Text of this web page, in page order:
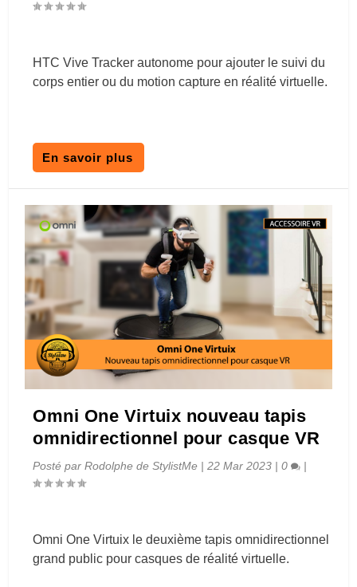
HTC Vive Tracker autonome pour ajouter le suivi du
corps entier ou du motion capture en réalité virtuelle.
En savoir plus
Omni One Virtuix nouveau tapis
omnidirectionnel pour casque VR
Posté parRodolphe de StylistMe |22 Mar 2023 |0 |
Omni One Virtuix le deuxième tapis omnidirectionnel
grand public pour casques de réalité virtuelle.